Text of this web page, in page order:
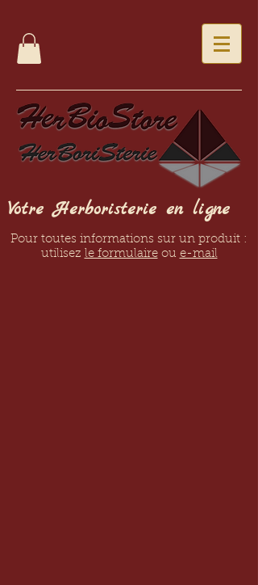
Votre Herboristerie en ligne
Pour toutes informations sur un produit :
utilisez le formulaireou e-mail